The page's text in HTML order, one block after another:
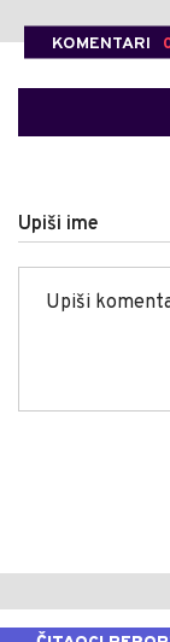
KOMENTARI
Upiši ime